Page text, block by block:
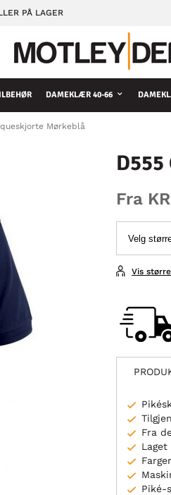
PÅ LAGER
DAMEKLÆR 40-66
Mørkeblå
Fra
Vis
Fra
Laget
Piké-